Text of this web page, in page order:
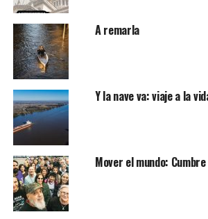
A remarla
Y la nave va: viaje a la
Mover el mundo: